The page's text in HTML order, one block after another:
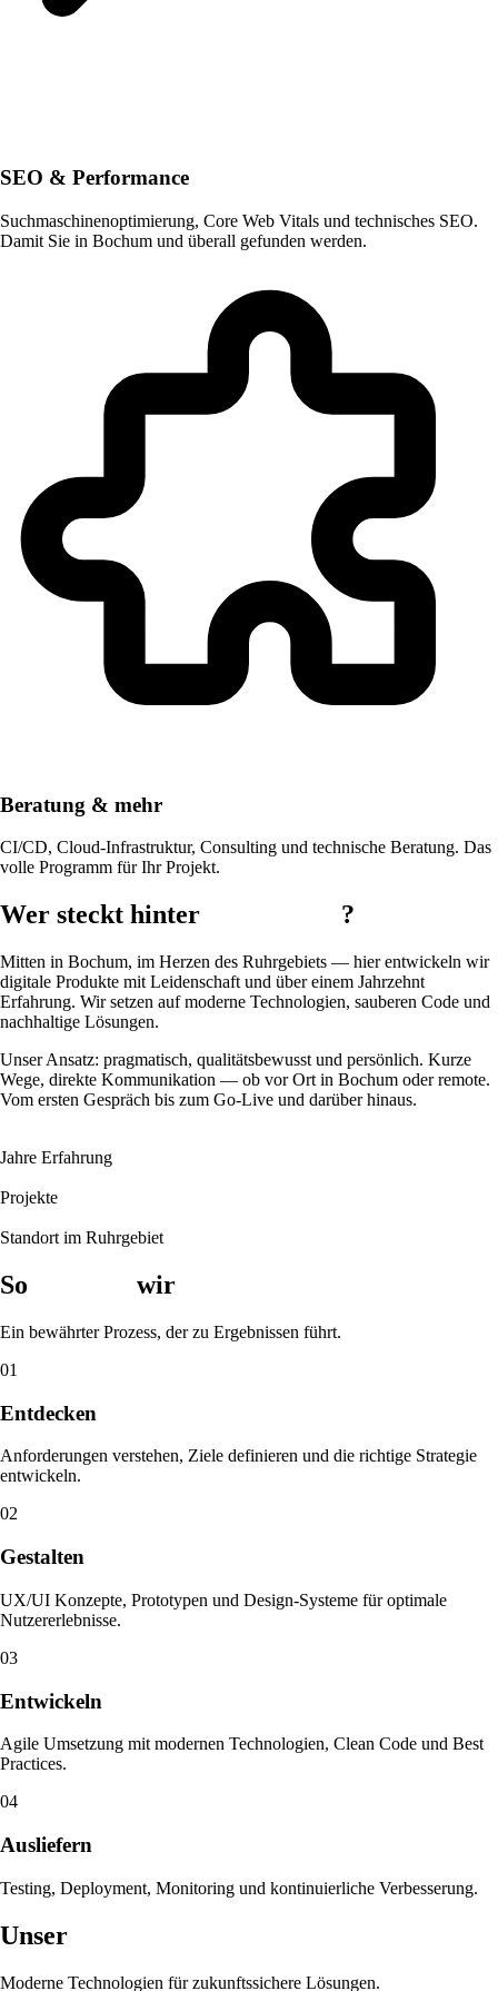
SEO & Performance
Suchmaschinenoptimierung, Core Web Vitals und technisches SEO.
Damit Sie in Bochum und überall gefunden werden.
Beratung & mehr
CI/CD, Cloud-Infrastruktur, Consulting und technische Beratung. Das
volle Programm für Ihr Projekt.
Wer steckt hinter ?
Mitten in Bochum, im Herzen des Ruhrgebiets — hier entwickeln wir
digitale Produkte mit Leidenschaft und über einem Jahrzehnt
Erfahrung. Wir setzen auf moderne Technologien, sauberen Code und
nachhaltige Lösungen.
Unser Ansatz: pragmatisch, qualitätsbewusst und persönlich. Kurze
Wege, direkte Kommunikation — ob vor Ort in Bochum oder remote.
Vom ersten Gespräch bis zum Go-Live und darüber hinaus.
Jahre Erfahrung
Projekte
Standort im Ruhrgebiet
So wir
Ein bewährter Prozess, der zu Ergebnissen führt.
01
Entdecken
Anforderungen verstehen, Ziele definieren und die richtige Strategie
entwickeln.
02
Gestalten
UX/UI Konzepte, Prototypen und Design-Systeme für optimale
Nutzererlebnisse.
03
Entwickeln
Agile Umsetzung mit modernen Technologien, Clean Code und Best
Practices.
04
Ausliefern
Testing, Deployment, Monitoring und kontinuierliche Verbesserung.
Unser
Moderne Technologien für zukunftssichere Lösungen.